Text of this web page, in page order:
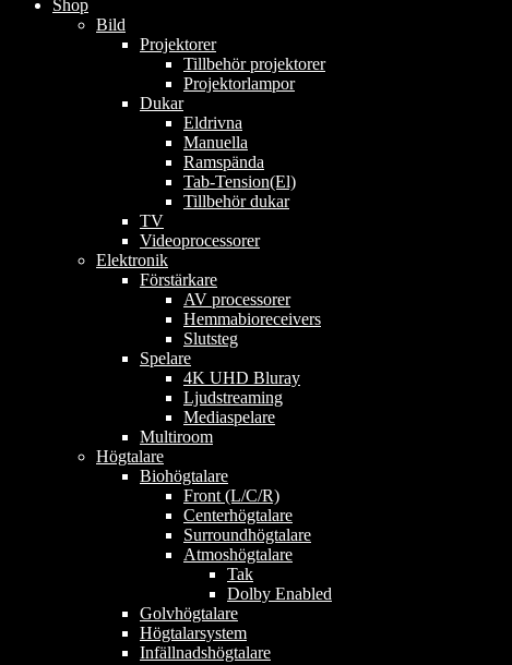
Shop
Bild
Projektorer
Tillbehör projektorer
Projektorlampor
Dukar
Eldrivna
Manuella
Ramspända
Tab-Tension(El)
Tillbehör dukar
TV
Videoprocessorer
Elektronik
Förstärkare
AV processorer
Hemmabioreceivers
Slutsteg
Spelare
4K UHD Bluray
Ljudstreaming
Mediaspelare
Multiroom
Högtalare
Biohögtalare
Front (L/C/R)
Centerhögtalare
Surroundhögtalare
Atmoshögtalare
Tak
Dolby Enabled
Golvhögtalare
Högtalarsystem
Infällnadshögtalare